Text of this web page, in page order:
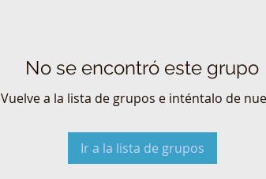
No se encontró este grupo
Vuelve a la lista de grupos e inténtalo de
Ir a la lista de grupos